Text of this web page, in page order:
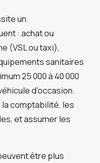
un
: achat ou
(VSL ou taxi),
sanitaires
25 000 à 40 000
d’occasion.
comptabilité, les
et assumer les
être plus